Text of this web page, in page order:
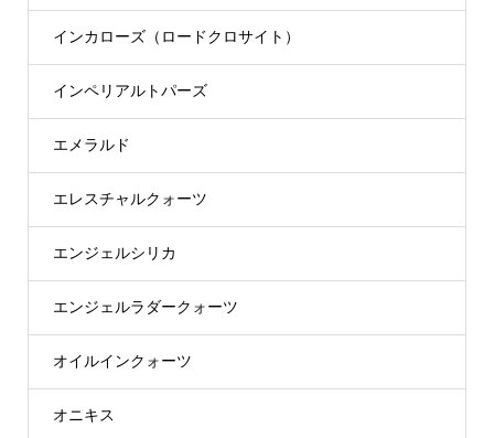
インカローズ（ロードクロサイト）
インペリアルトパーズ
エメラルド
エレスチャルクォーツ
エンジェルシリカ
エンジェルラダークォーツ
オイルインクォーツ
オニキス